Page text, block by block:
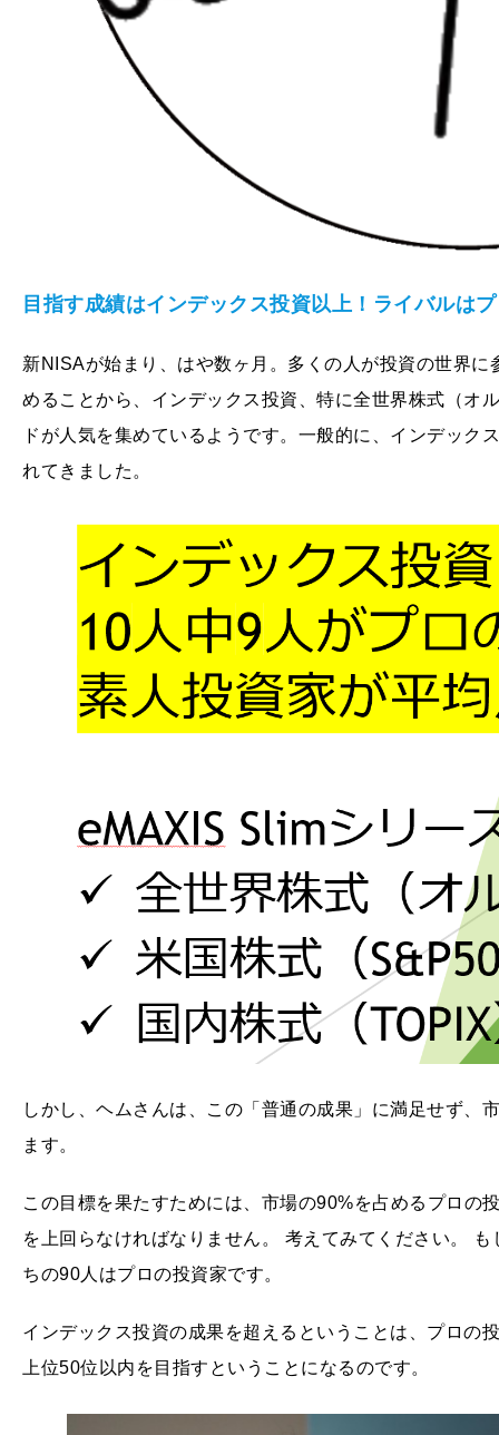
目指す成績はインデックス投資以上！ライバルは
新NISAが始まり、はや数ヶ月。多くの人が投資の世界
めることから、インデックス投資、特に全世界株式（オ
ドが人気を集めているようです。一般的に、インデック
れてきました。
しかし、ヘムさんは、この「普通の成果」に満足せず、
ます。
この目標を果たすためには、市場の90%を占めるプロの
を上回らなければなりません。 考えてみてください。
ちの90人はプロの投資家です。
インデックス投資の成果を超えるということは、プロの
上位50位以内を目指すということになるのです。